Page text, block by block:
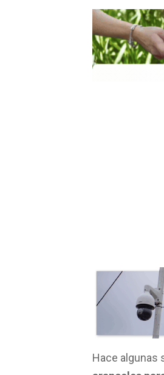
Hace algunas